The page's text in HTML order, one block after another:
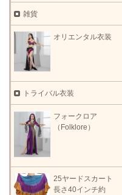
雑貨
オリエンタル衣装
トライバル衣装
フォークロア
（Folklore）
25ヤードスカート
長さ40インチ約